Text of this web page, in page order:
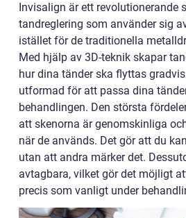
Invisalign är ett revolutionerande
tandreglering som använder sig
istället för de traditionella
Med hjälp av 3D-teknik skapar
hur dina tänder ska flyttas
utformad för att passa dina
behandlingen. Den största
att skenorna är genomskinliga
när de används. Det gör att du
utan att andra märker det.
avtagbara, vilket gör det möjligt
precis som vanligt under